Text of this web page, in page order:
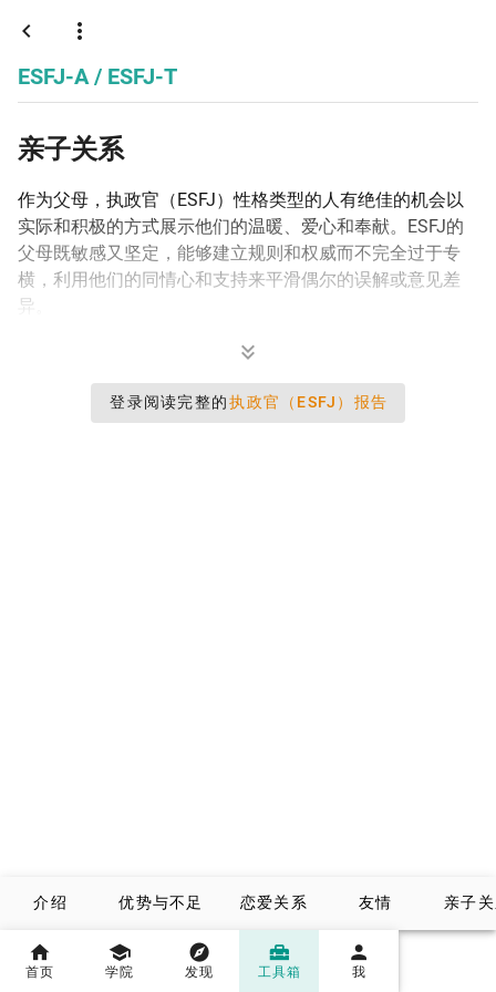
执政官
ESFJ-A / ESFJ-T
亲子关系
作为父母，执政官（ESFJ）性格类型的人有绝佳的机会以
实际和积极的方式展示他们的温暖、爱心和奉献。ESFJ的
父母既敏感又坚定，能够建立规则和权威而不完全过于专
横，利用他们的同情心和支持来平滑偶尔的误解或意见差
异。
登录阅读完整的 执政官（ESFJ）报告
介绍 优势与不足 恋爱关系 友情 亲子
首页 学院 发现 工具箱 我